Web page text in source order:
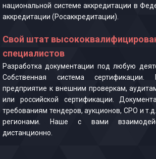
национальной системе аккредитации в
аккредитации (Росаккредитации).
Свой штат
специалистов
Разработка документации под любую
Собственная система сертификации.
предприятие к внешним проверкам,
или российской сертификации.
требованиям тендеров, аукционов, СРО и
регионами. Наше с вами
дистанционно.